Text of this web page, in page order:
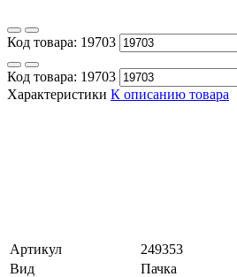
Код товара: 19703
Код товара: 19703
Характеристики К описанию товара
Артикул
249353
Вид
Пачка